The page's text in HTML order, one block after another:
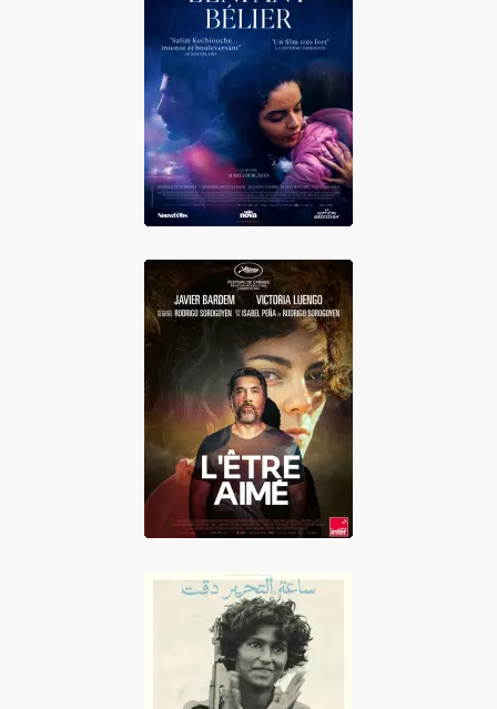
L'enfant bélier
L'Etre Aimé
L'Heure de la